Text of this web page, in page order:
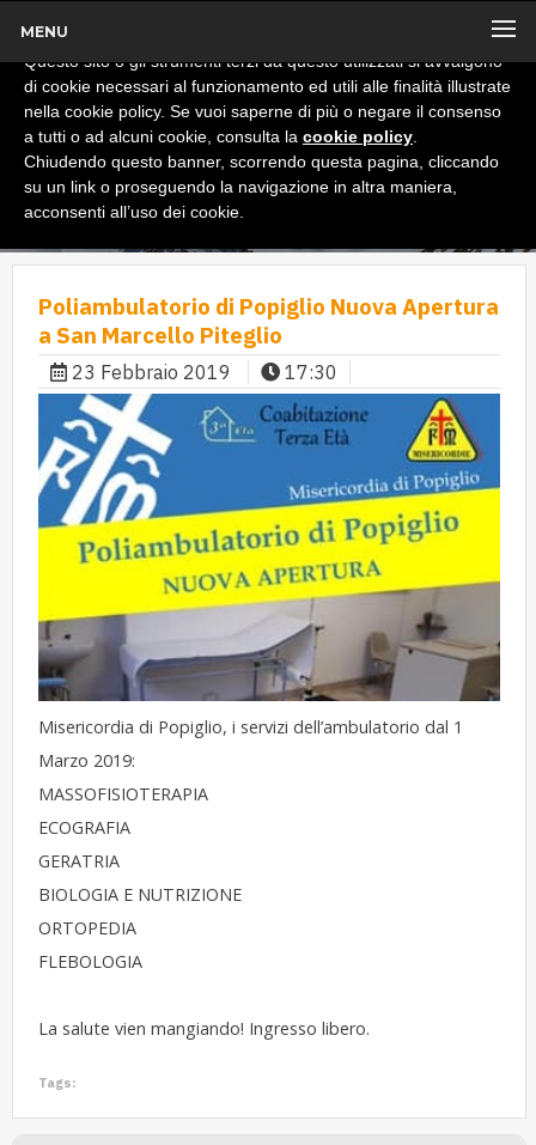
MENU
Poliambulatorio di Popiglio Nuova Apertura
a San Marcello Piteglio
23 Febbraio 2019 17:30
Misericordia di Popiglio, i servizi dell’ambulatorio dal 1
Marzo 2019:
MASSOFISIOTERAPIA
ECOGRAFIA
GERATRIA
BIOLOGIA E NUTRIZIONE
ORTOPEDIA
FLEBOLOGIA
La salute vien mangiando! Ingresso libero.
Tags:
x
Informativa
Questo sito o gli strumenti terzi da questo utilizzati si avvalgono
di cookie necessari al funzionamento ed utili alle finalità illustrate
nella cookie policy. Se vuoi saperne di più o negare il consenso
a tutti o ad alcuni cookie, consulta la cookie policy
Chiudendo questo banner, scorrendo questa pagina, cliccando
su un link o proseguendo la navigazione in altra maniera,
acconsenti all’uso dei cookie.